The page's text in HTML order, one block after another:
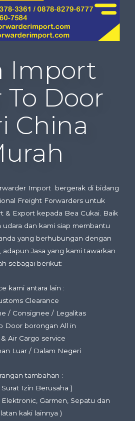
Import
To Door
China
Import bergerak di bidang
Freight Forwarders untuk
& Export kepada Bea Cukai. Baik
udara dan kami siap membantu
yang berhubungan dengan
Jasa yang kami tawarkan
sebagai berikut:
kami antara lain :
Clearance
/ Consignee / Legalitas
Door borongan All in
& Air Cargo service
Luar / Dalam Negeri
tambahan :
Surat Izin Berusaha )
Garmen, Sepatu dan
kaki lainnya )